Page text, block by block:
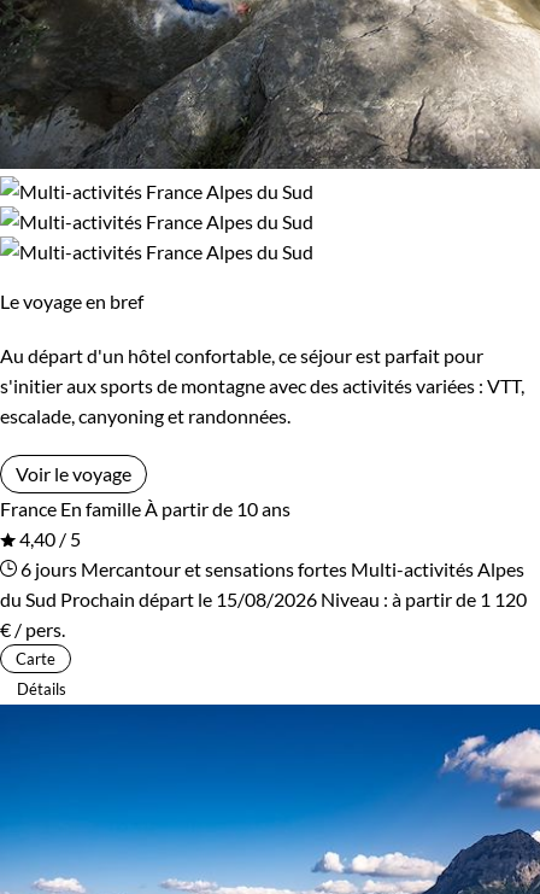
Le voyage en bref
Au départ d'un hôtel confortable, ce séjour est parfait pour
s'initier aux sports de montagne avec des activités variées : VTT,
escalade, canyoning et randonnées.
Voir le voyage
France En famille À partir de 10 ans
4,40 / 5
6 jours Mercantour et sensations fortes Multi-activités Alpes
du Sud Prochain départ le 15/08/2026 Niveau : à partir de 1 120
€ / pers.
Carte
Détails